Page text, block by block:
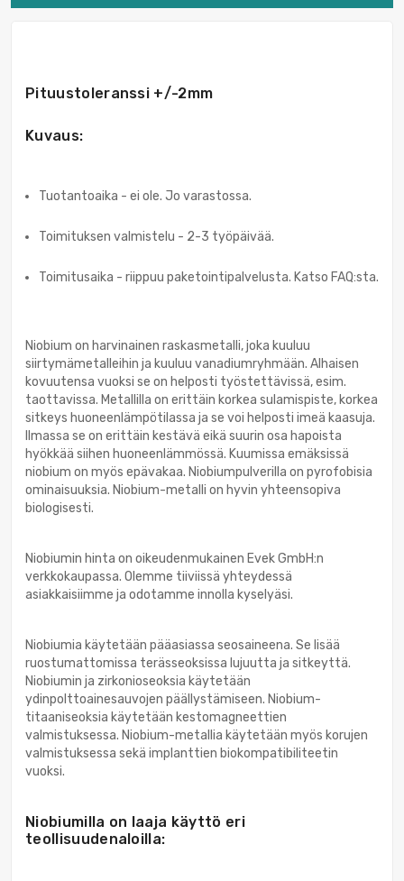
Pituustoleranssi +/-2mm
Kuvaus:
Tuotantoaika - ei ole. Jo varastossa.
Toimituksen valmistelu - 2-3 työpäivää.
Toimitusaika - riippuu paketointipalvelusta. Katso FAQ:sta.
Niobium on harvinainen raskasmetalli, joka kuuluu
siirtymämetalleihin ja kuuluu vanadiumryhmään. Alhaisen
kovuutensa vuoksi se on helposti työstettävissä, esim.
taottavissa. Metallilla on erittäin korkea sulamispiste, korkea
sitkeys huoneenlämpötilassa ja se voi helposti imeä kaasuja.
Ilmassa se on erittäin kestävä eikä suurin osa hapoista
hyökkää siihen huoneenlämmössä. Kuumissa emäksissä
niobium on myös epävakaa. Niobiumpulverilla on pyrofobisia
ominaisuuksia. Niobium-metalli on hyvin yhteensopiva
biologisesti.
Niobiumin hinta on oikeudenmukainen Evek GmbH:n
verkkokaupassa. Olemme tiiviissä yhteydessä
asiakkaisiimme ja odotamme innolla kyselyäsi.
Niobiumia käytetään pääasiassa seosaineena. Se lisää
ruostumattomissa terässeoksissa lujuutta ja sitkeyttä.
Niobiumin ja zirkonioseoksia käytetään
ydinpolttoainesauvojen päällystämiseen. Niobium-
titaaniseoksia käytetään kestomagneettien
valmistuksessa. Niobium-metallia käytetään myös korujen
valmistuksessa sekä implanttien biokompatibiliteetin
vuoksi.
Niobiumilla on laaja käyttö eri
teollisuudenaloilla: